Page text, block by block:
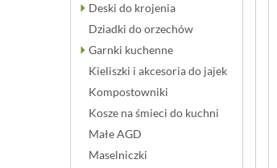
Deski do krojenia
Dziadki do orzechów
Garnki kuchenne
Kieliszki i akcesoria do jajek
Kompostowniki
Kosze na śmieci do kuchni
Małe AGD
Maselniczki